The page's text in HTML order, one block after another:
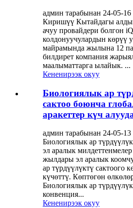
админ тарабынан 24-05-16
Киришүү Кытайдагы
ачуу провайдери болгон
колдонуучулардын көрүү
майрамында жылына 12
билдирет компания
маалыматтарга ылайык. ...
Кененирээк окуу
Биологиялык ар
сактоо боюнча
аракеттер күч
админ тарабынан 24-05-13
Биологиялык ар
эл аралык
жылдары эл аралык
ар түрдүүлүктү сактоого
күчөттү. Көптөгөн
Биологиялык ар
конвенция...
Кененирээк окуу